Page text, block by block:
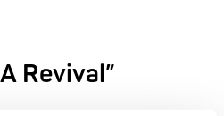
Revival”